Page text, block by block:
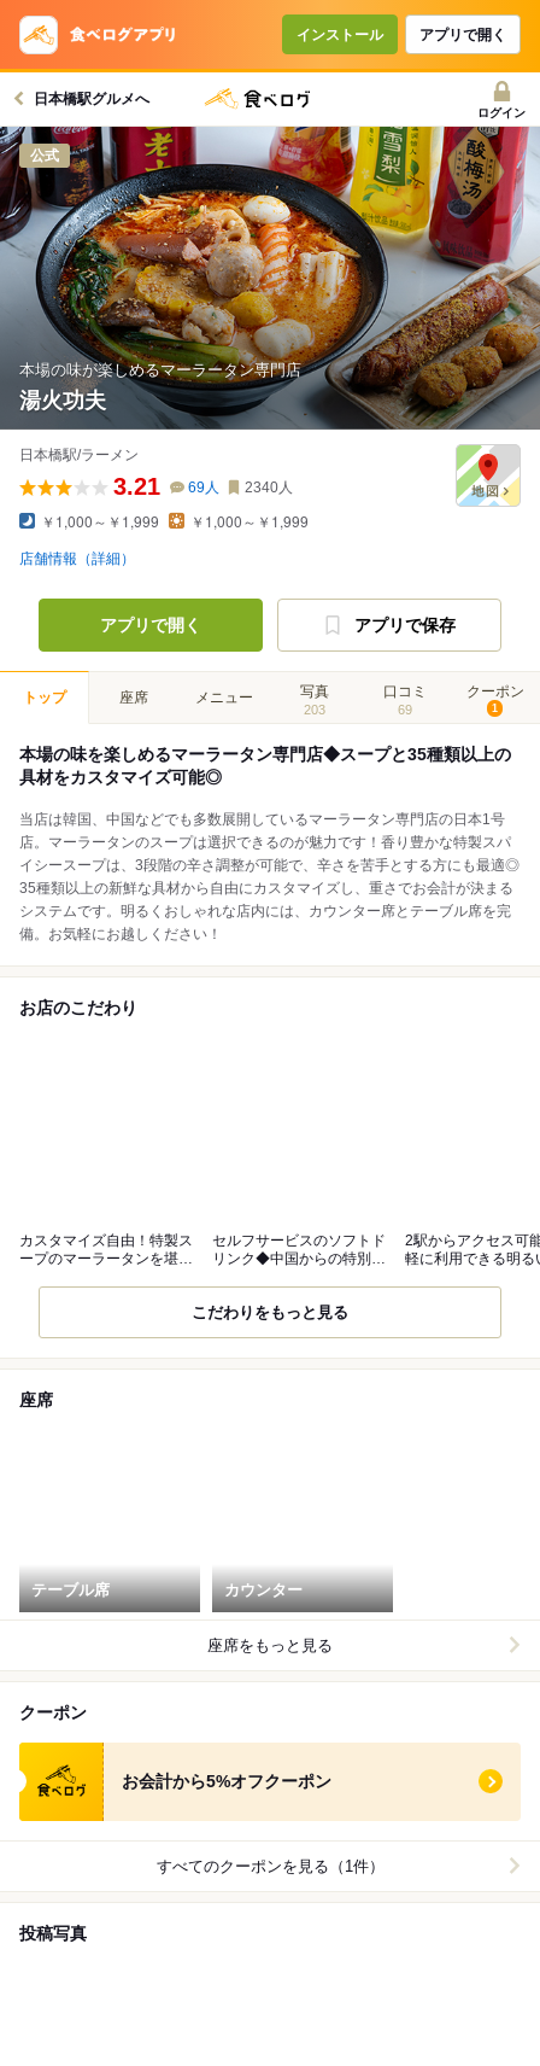
インストール アプリで開く
日本橋駅グルメへ
ログイン
公式
本場の味が楽しめるマーラータン専門店
湯火功夫
日本橋駅/ラーメン
3.21 69人 2340人
￥1,000～￥1,999 ￥1,000～￥1,999
店舗情報（詳細）
アプリで開く アプリで保存
トップ 座席 メニュー 写真
203
口コミ
69
クーポン
1
本場の味を楽しめるマーラータン専門店◆スープと35種類以上の
具材をカスタマイズ可能◎
当店は韓国、中国などでも多数展開しているマーラータン専門店の日本1号
店。マーラータンのスープは選択できるのが魅力です！香り豊かな特製スパ
イシースープは、3段階の辛さ調整が可能で、辛さを苦手とする方にも最適◎
35種類以上の新鮮な具材から自由にカスタマイズし、重さでお会計が決まる
システムです。明るくおしゃれな店内には、カウンター席とテーブル席を完
備。お気軽にお越しください！
お店のこだわり
カスタマイズ自由！特製ス
ープのマーラータンを堪能
セルフサービスのソフトド
リンク◆中国からの特別な
2駅からアクセス可
軽に利用できる明る
こだわりをもっと見る
座席
テーブル席 カウンター
座席をもっと見る
クーポン
食べログ クーポン
お会計から5%オフクーポン
すべてのクーポンを見る（1件）
投稿写真
コースで使えるクーポン
戻る
クーポンを利用せず予約する